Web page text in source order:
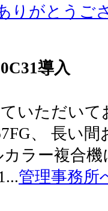
りがとうご
導入
いただい
、 長い
カラー複合
管理事務所